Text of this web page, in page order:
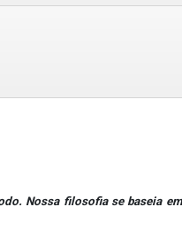
Nossa filosofia se baseia